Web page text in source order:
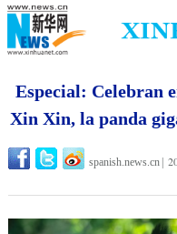
Especial: Celebran
Xin Xin, la panda
spanish.news.cn